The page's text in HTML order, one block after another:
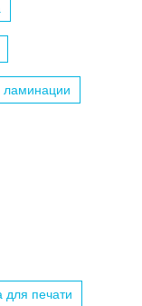
ламинации
для печати